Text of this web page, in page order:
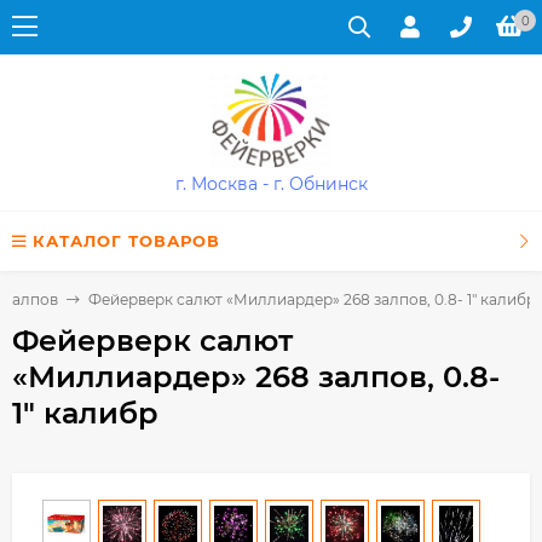
0
г. Москва - г. Обнинск
КАТАЛОГ ТОВАРОВ
залпов Фейерверк салют «Миллиардер» 268 залпов, 0.8- 1" калибр
Фейерверк салют
«Миллиардер» 268 залпов, 0.8-
1" калибр